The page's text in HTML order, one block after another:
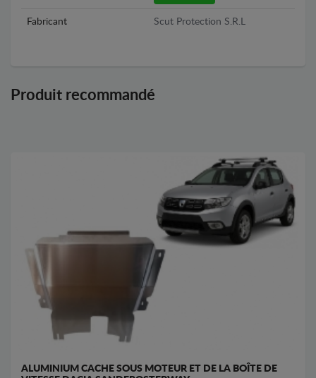
Fabricant Scut Protection S.R.L
Produit recommandé
ALUMINIUM CACHE SOUS MOTEUR ET DE LA BOÎTE DE